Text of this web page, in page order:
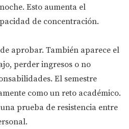
Esto aumenta el
de concentración.
aprobar. También aparece el
perder ingresos o no
El semestre
como un reto académico.
prueba de resistencia entre